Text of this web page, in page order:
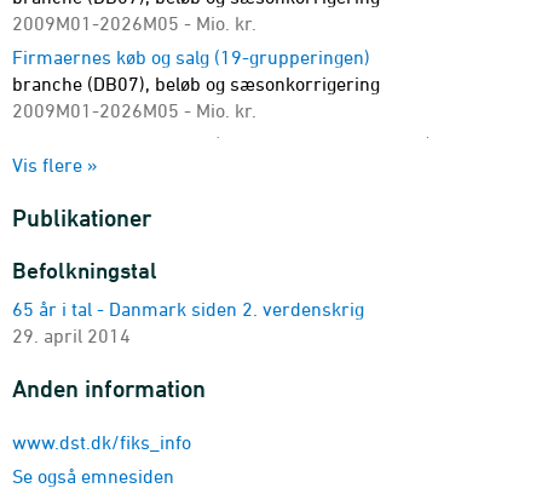
2009M01-2026M05 - Mio. kr.
Firmaernes køb og salg (19-grupperingen)
branche (DB07), beløb og sæsonkorrigering
2009M01-2026M05 - Mio. kr.
Firmaernes køb og salg (36 og 127-grupperingen)
branche (DB07) og beløb
Firmaernes køb og salg (detaljeret)
2009K1-2026K1 - Mio. kr.
Firmaernes køb og salg
branche (DB07) og beløb
1969-2025 - Mio. kr.
Vis flere »
Publikationer
Befolkningstal
65 år i tal - Danmark siden 2. verdenskrig
29. april 2014
Anden information
www.dst.dk/fiks_info
Se også emnesiden